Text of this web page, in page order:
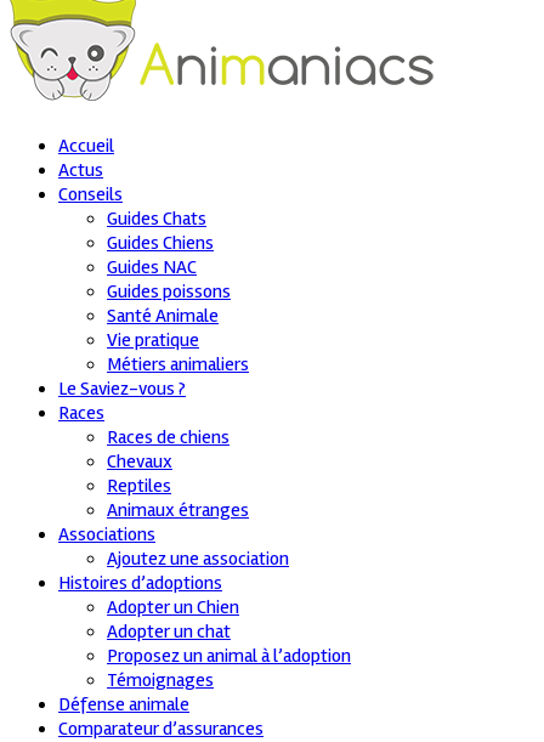
Accueil
Actus
Conseils
Guides Chats
Guides Chiens
Guides NAC
Guides poissons
Santé Animale
Vie pratique
Métiers animaliers
Le Saviez-vous ?
Races
Races de chiens
Chevaux
Reptiles
Animaux étranges
Associations
Ajoutez une association
Histoires d’adoptions
Adopter un Chien
Adopter un chat
Proposez un animal à l’adoption
Témoignages
Défense animale
Comparateur d’assurances